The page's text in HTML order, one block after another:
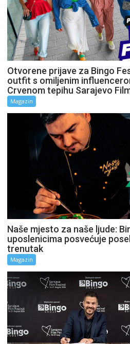
Otvorene prijave za Bingo
outfit s omiljenim
Crvenom tepihu Sarajevo
Magazin
Naše mjesto za naše ljude:
uposlenicima posvećuje
trenutak
Magazin